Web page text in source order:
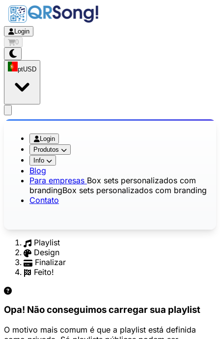
Login
0
ptUSD
Login
Produtos
Info
Blog
Para empresas Box sets personalizados com
brandingBox sets personalizados com branding
Contato
Playlist
Design
Finalizar
Feito!
Opa! Não conseguimos carregar sua playlist
O motivo mais comum é que a playlist está definida